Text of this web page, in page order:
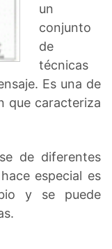
un
conjunto
de
técnicas
Es una de
que caracteriza
de diferentes
especial es
y se puede